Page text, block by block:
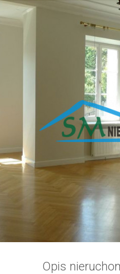
Opis